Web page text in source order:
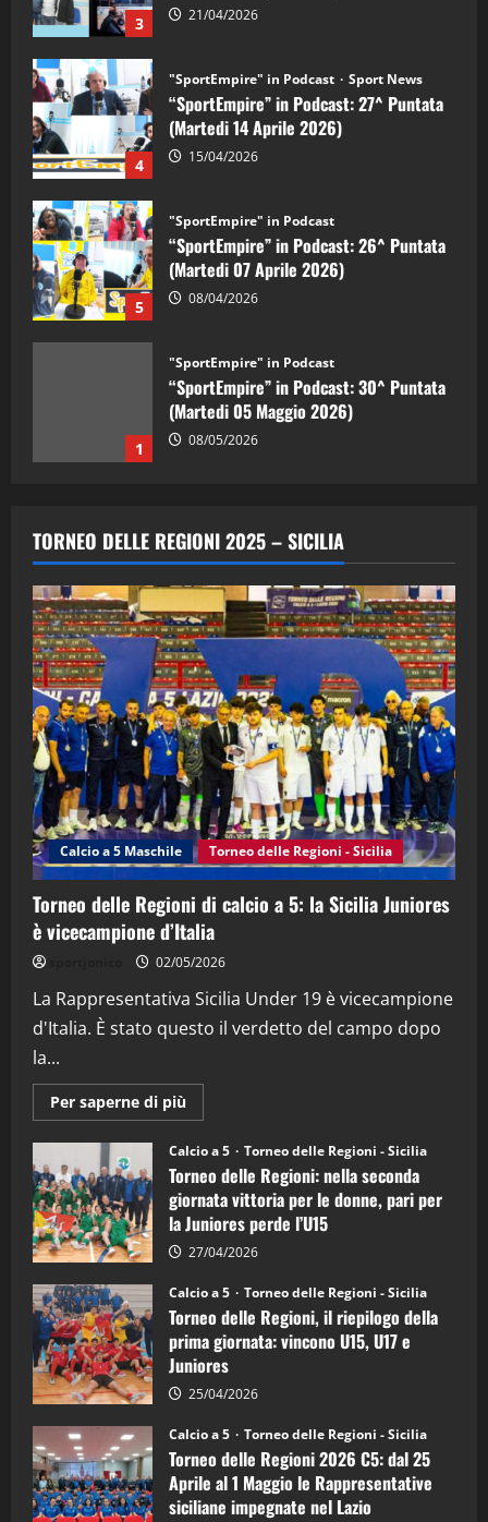
3 21/04/2026
4
"SportEmpire" in Podcast Sport News
“SportEmpire” in Podcast: 27^ Puntata
(Martedi 14 Aprile 2026)
15/04/2026
5
"SportEmpire" in Podcast
“SportEmpire” in Podcast: 26^ Puntata
(Martedi 07 Aprile 2026)
08/04/2026
1
"SportEmpire" in Podcast
“SportEmpire” in Podcast: 30^ Puntata
(Martedi 05 Maggio 2026)
08/05/2026
2
“SportEmpire” in Podcast: 29^ Puntata
(Martedi 28 Aprile 2026)
28/04/2026
3
"SportEmpire" in Podcast
“SportEmpire” in Podcast: 28^ Puntata
(Martedi 21 Aprile 2026)
21/04/2026
4
"SportEmpire" in Podcast Sport News
“SportEmpire” in Podcast: 27^ Puntata
(Martedi 14 Aprile 2026)
15/04/2026
"SportEmpire" in Podcast
“SportEmpire” in Podcast: 26^ Puntata
08/04/2026
TORNEO DELLE REGIONI 2025 – SICILIA
Calcio a 5 Maschile Torneo delle Regioni - Sicilia
Torneo delle Regioni di calcio a 5: la Sicilia Juniores
è vicecampione d’Italia
02/05/2026
La Rappresentativa Sicilia Under 19 è vicecampione
d'Italia. È stato questo il verdetto del campo dopo
la...
Per saperne di più
informazioni
Torneo
delle
Regioni
di
calcio
a
5:
la
Juniores
è
vicecampione
d’Italia
Calcio a 5 Torneo delle Regioni - Sicilia
Torneo delle Regioni: nella seconda
giornata vittoria per le donne, pari per
la Juniores perde l’U15
27/04/2026
Calcio a 5 Torneo delle Regioni - Sicilia
Torneo delle Regioni, il riepilogo della
prima giornata: vincono U15, U17 e
Juniores
25/04/2026
Calcio a 5 Torneo delle Regioni - Sicilia
Torneo delle Regioni 2026 C5: dal 25
Aprile al 1 Maggio le Rappresentative
siciliane impegnate nel Lazio